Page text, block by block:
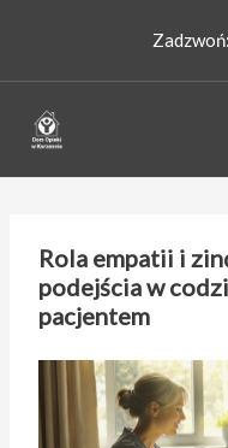
treści
Rola empatii i
podejścia w
pacjentem